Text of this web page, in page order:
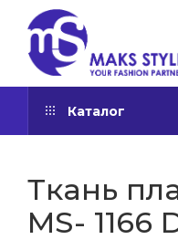
Каталог
Ткань
MS- 1166